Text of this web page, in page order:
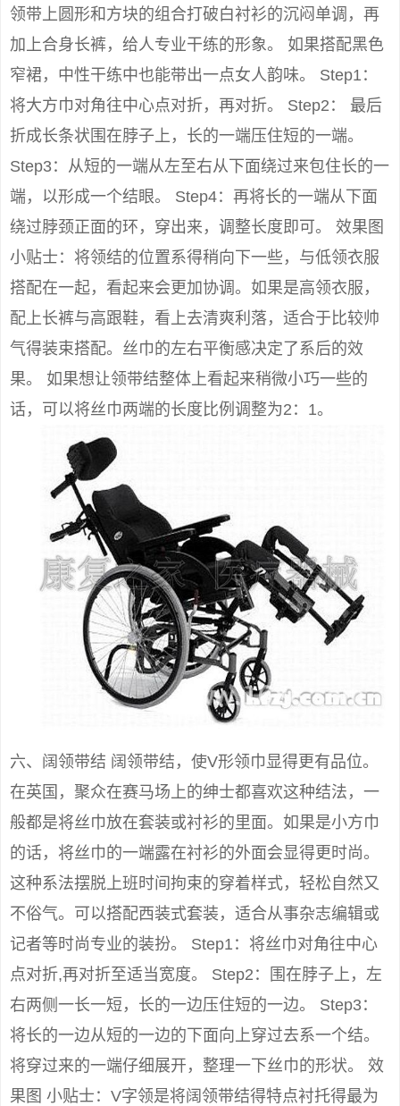
领带上圆形和方块的组合打破白衬衫的沉闷单调，再
加上合身长裤，给人专业干练的形象。 如果搭配黑色
窄裙，中性干练中也能带出一点女人韵味。 Step1：
将大方巾对角往中心点对折，再对折。 Step2： 最后
折成长条状围在脖子上，长的一端压住短的一端。
Step3：从短的一端从左至右从下面绕过来包住长的一
端，以形成一个结眼。 Step4：再将长的一端从下面
绕过脖颈正面的环，穿出来，调整长度即可。 效果图
小贴士：将领结的位置系得稍向下一些，与低领衣服
搭配在一起，看起来会更加协调。如果是高领衣服，
配上长裤与高跟鞋，看上去清爽利落，适合于比较帅
气得装束搭配。丝巾的左右平衡感决定了系后的效
果。 如果想让领带结整体上看起来稍微小巧一些的
话，可以将丝巾两端的长度比例调整为2：1。
六、阔领带结 阔领带结，使V形领巾显得更有品位。
在英国，聚众在赛马场上的绅士都喜欢这种结法，一
般都是将丝巾放在套装或衬衫的里面。如果是小方巾
的话，将丝巾的一端露在衬衫的外面会显得更时尚。
这种系法摆脱上班时间拘束的穿着样式，轻松自然又
不俗气。可以搭配西装式套装，适合从事杂志编辑或
记者等时尚专业的装扮。 Step1：将丝巾对角往中心
点对折,再对折至适当宽度。 Step2：围在脖子上，左
右两侧一长一短，长的一边压住短的一边。 Step3：
将长的一边从短的一边的下面向上穿过去系一个结。
将穿过来的一端仔细展开，整理一下丝巾的形状。 效
果图 小贴士：V字领是将阔领带结得特点衬托得最为